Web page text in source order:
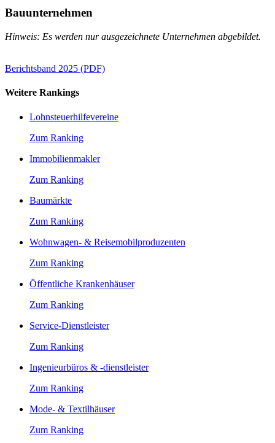
Bauunternehmen
Hinweis: Es werden nur ausgezeichnete Unternehmen abgebildet.
Berichtsband 2025 (PDF)
Weitere Rankings
Lohnsteuerhilfevereine
Zum Ranking
Immobilienmakler
Zum Ranking
Baumärkte
Zum Ranking
Wohnwagen- & Reisemobilproduzenten
Zum Ranking
Öffentliche Krankenhäuser
Zum Ranking
Service-Dienstleister
Zum Ranking
Ingenieurbüros & -dienstleister
Zum Ranking
Mode- & Textilhäuser
Zum Ranking